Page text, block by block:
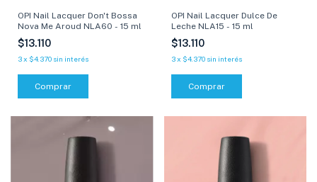
OPI Nail Lacquer Don't Bossa
Nova Me Aroud NLA60 - 15 ml
$13.110
3x $4.370 sin interés
Comprar
OPI Nail Lacquer Dulce De
Leche NLA15 - 15 ml
$13.110
3 x $4.370 sin interés
Comprar